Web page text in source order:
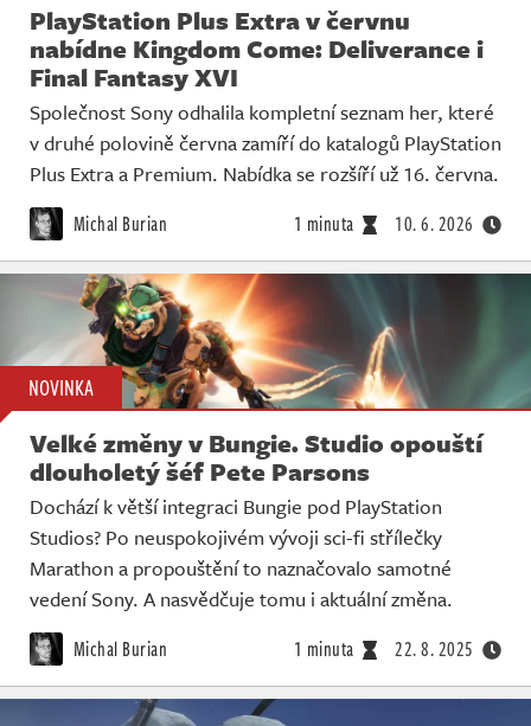
PlayStation Plus Extra v červnu
nabídne Kingdom Come: Deliverance i
Final Fantasy XVI
Společnost Sony odhalila kompletní seznam her, které
v druhé polovině června zamíří do katalogů PlayStation
Plus Extra a Premium. Nabídka se rozšíří už 16. června.
Michal Burian 1 minuta 10. 6. 2026
NOVINKA
Velké změny v Bungie. Studio opouští
dlouholetý šéf Pete Parsons
Dochází k větší integraci Bungie pod PlayStation
Studios? Po neuspokojivém vývoji sci-fi střílečky
Marathon a propouštění to naznačovalo samotné
vedení Sony. A nasvědčuje tomu i aktuální změna.
Michal Burian 1 minuta 22. 8. 2025